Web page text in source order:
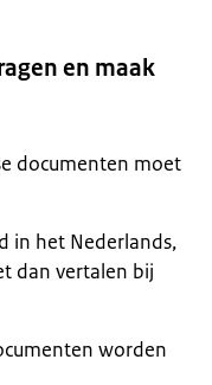
en maak
documenten moet
in het Nederlands,
dan vertalen bij
worden